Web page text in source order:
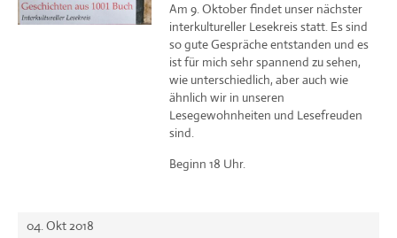
Am 9. Oktober findet unser nächster
interkultureller Lesekreis statt. Es sind
so gute Gespräche entstanden und es
ist für mich sehr spannend zu sehen,
wie unterschiedlich, aber auch wie
ähnlich wir in unseren
Lesegewohnheiten und Lesefreuden
sind.
Beginn 18 Uhr.
04. Okt 2018